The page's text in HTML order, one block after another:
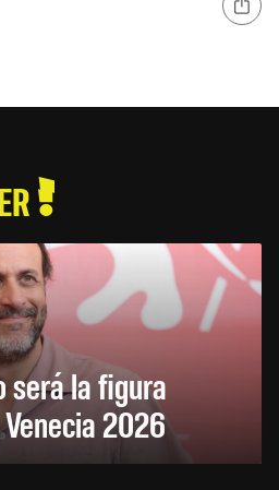
será la figura
2026